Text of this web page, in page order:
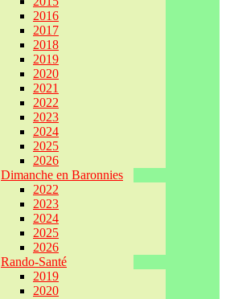
2016
2017
2018
2019
2020
2021
2022
2023
2024
2025
2026
Dimanche en Baronnies
2022
2023
2024
2025
2026
Rando-Santé
2019
2020